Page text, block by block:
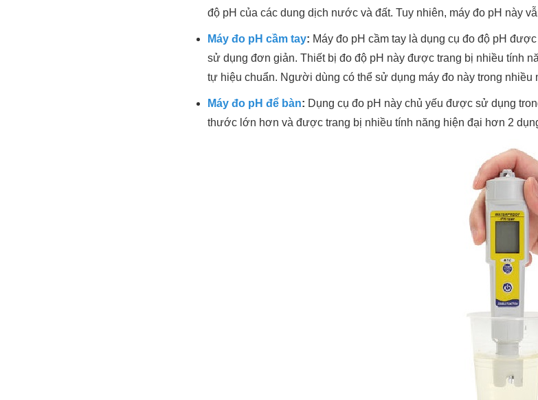
độ pH của các dung dịch nước và đất. Tuy nhiên, máy đo pH này
Máy đo pH cầm tay: Máy đo pH cầm tay là dụng cụ đo độ pH
sử dụng đơn giản. Thiết bị đo độ pH này được trang bị nhiều tính
tự hiệu chuẩn. Người dùng có thể sử dụng máy đo này trong nhiều
Máy đo pH để bàn: Dụng cụ đo pH này chủ yếu được sử dụng
thước lớn hơn và được trang bị nhiều tính năng hiện đại hơn 2